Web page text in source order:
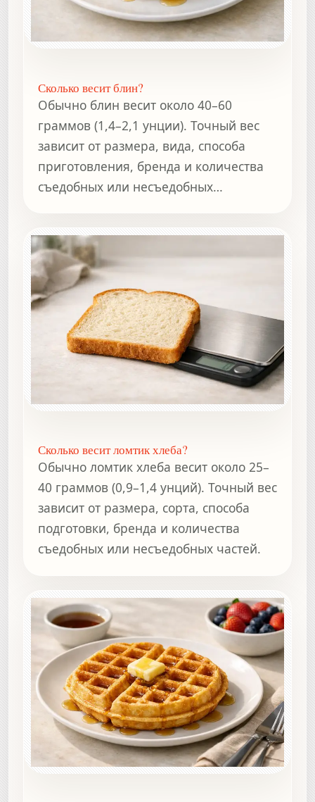
Сколько весит блин?
Обычно блин весит около 40–60
граммов (1,4–2,1 унции). Точный вес
зависит от размера, вида, способа
приготовления, бренда и количества
съедобных или несъедобных
Сколько весит ломтик хлеба?
Обычно ломтик хлеба весит около 25–
40 граммов (0,9–1,4 унций). Точный вес
зависит от размера, сорта, способа
подготовки, бренда и количества
съедобных или несъедобных частей.